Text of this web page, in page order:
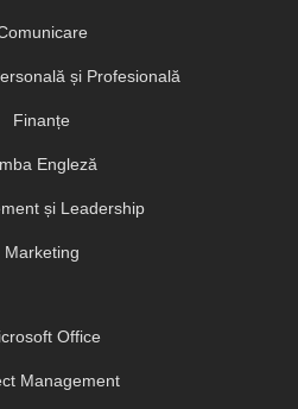
și Profesională
Finanțe
Engleză
și Leadership
Marketing
Office
Management